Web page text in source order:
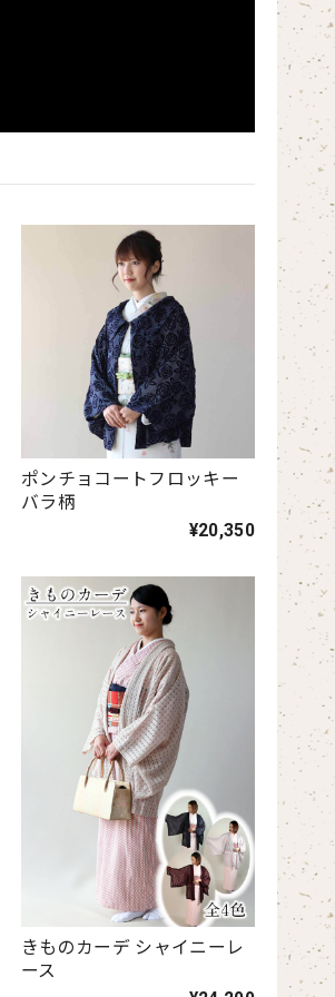
ポンチョコートフロッキー
バラ柄
¥20,350
きものカーデ シャイニーレ
ース